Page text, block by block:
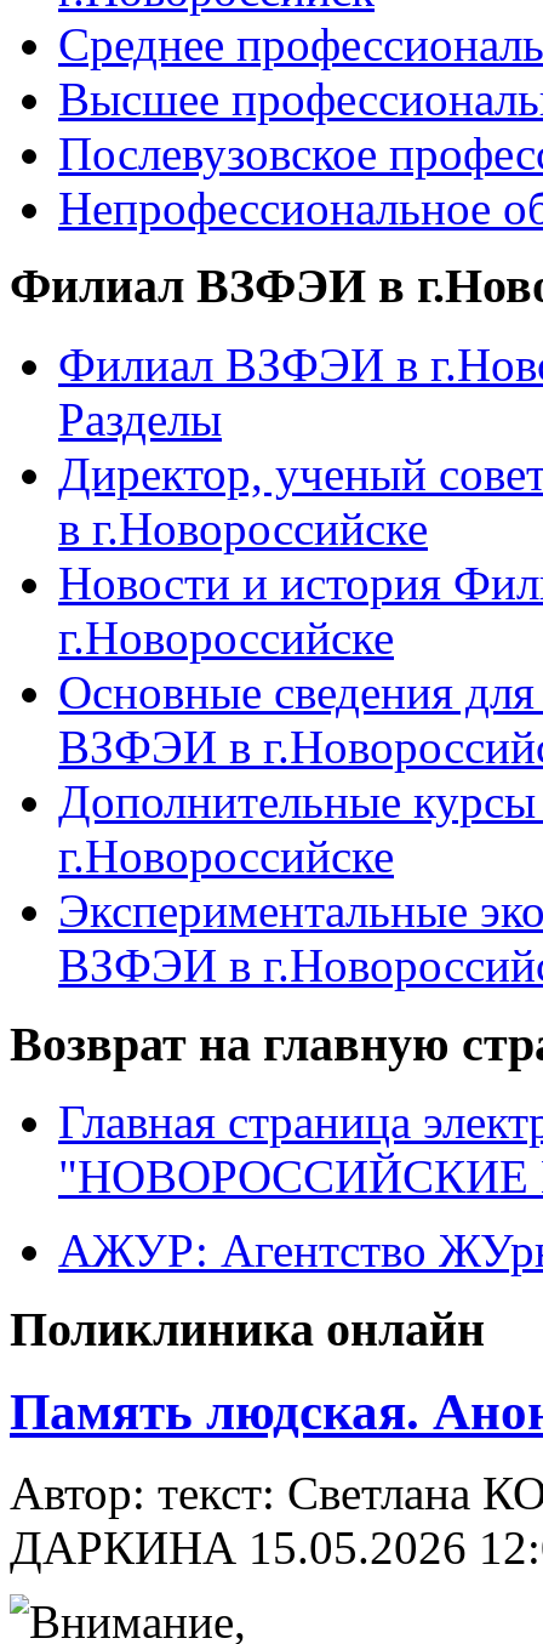
Среднее
Высшее
Послевузовское
Непрофессиональное
Филиал ВЗФЭИ в
Филиал ВЗФЭИ в
Разделы
Директор, ученый
в г.Новороссийске
Новости и история
г.Новороссийске
Основные сведения
ВЗФЭИ в
Дополнительные
г.Новороссийске
Экспериментальные
ВЗФЭИ в
Возврат на главную
Главная страница
"НОВОРОССИЙСКИЕ
АЖУР: Агентство
Поликлиника онлайн
Память людская.
Автор: текст: Светлана
ДАРКИНА 15.05.2026